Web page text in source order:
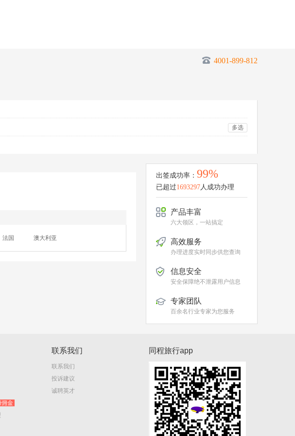
4001-899-812
多选
法国 澳大利亚
出签成功率： 99%
已超过1693297人成功办理
产品丰富
六大领区，一站搞定
高效服务
办理进度实时同步供您查询
信息安全
安全保障绝不泄露用户信息
专家团队
百余名行业专家为您服务
佣金
联系我们
联系我们
投诉建议
诚聘英才
同程旅行app